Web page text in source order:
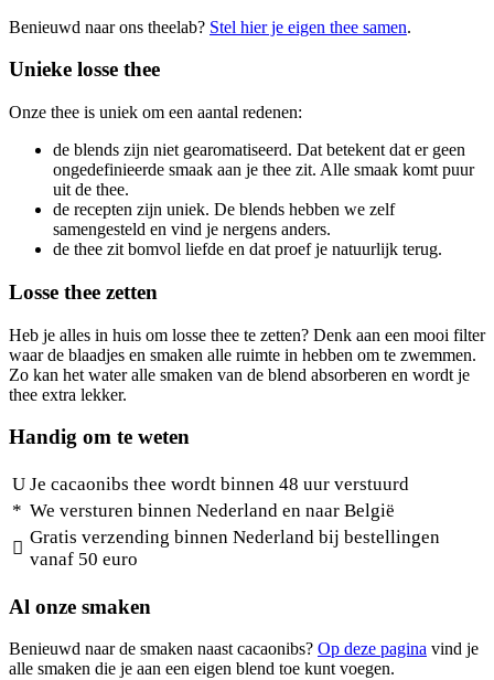
Benieuwd naar ons theelab? Stel hier je eigen thee samen.
Unieke losse thee
Onze thee is uniek om een aantal redenen:
de blends zijn niet gearomatiseerd. Dat betekent dat er geen
ongedefinieerde smaak aan je thee zit. Alle smaak komt puur
uit de thee.
de recepten zijn uniek. De blends hebben we zelf
samengesteld en vind je nergens anders.
de thee zit bomvol liefde en dat proef je natuurlijk terug.
Losse thee zetten
Heb je alles in huis om losse thee te zetten? Denk aan een mooi filter
waar de blaadjes en smaken alle ruimte in hebben om te zwemmen.
Zo kan het water alle smaken van de blend absorberen en wordt je
thee extra lekker.
Handig om te weten
Je cacaonibs thee wordt binnen 48 uur verstuurd
We versturen binnen Nederland en naar België
Gratis verzending binnen Nederland bij bestellingen
vanaf 50 euro
Al onze smaken
Benieuwd naar de smaken naast cacaonibs? Op deze pagina vind je
alle smaken die je aan een eigen blend toe kunt voegen.